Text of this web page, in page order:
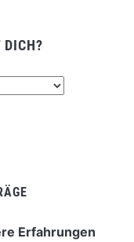
DICH?
Erfahrungen